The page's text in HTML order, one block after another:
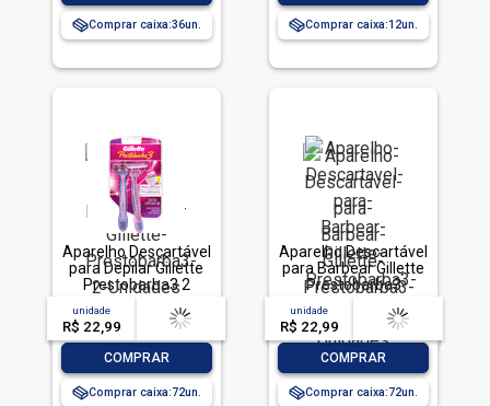
Comprar caixa:36 Comprar caixa:12
Aparelho Descartável
para Depilar Gillette
Prestobarba3 2
Unidades
unidade
R$ 22,99
acima de
-- --,--un.
COMPRAR
Comprar caixa:72
Aparelho Descartável
para Barbear Gillette
Prestobarba3
Sensitive 2 Unidades
unidade
R$ 22,99
acima de
-- --,--un.
COMPRAR
Comprar caixa:72